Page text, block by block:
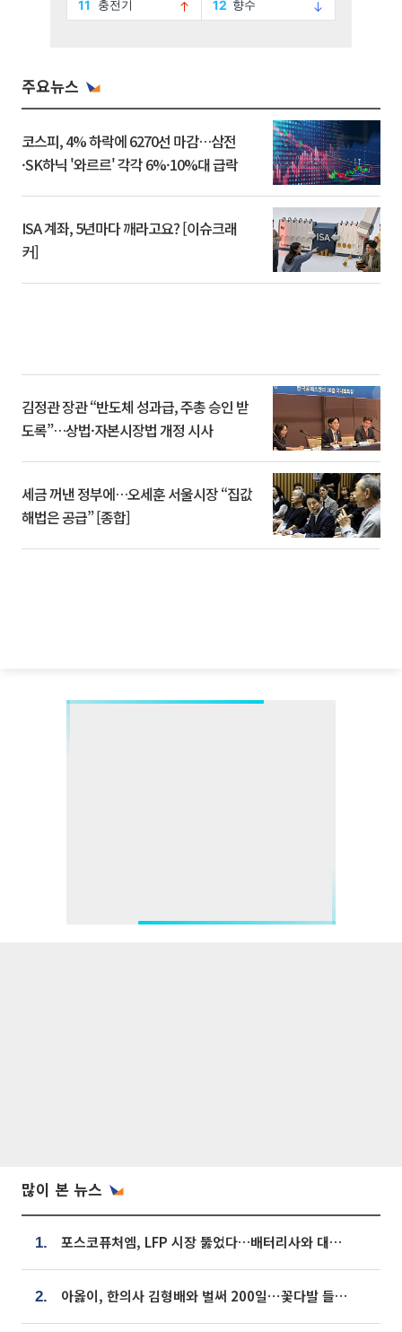
주요뉴스
코스피, 4% 하락에 6270선 마감…삼전
·SK하닉 '와르르' 각각 6%·10%대 급락
ISA 계좌, 5년마다 깨라고요? [이슈크래
커]
김정관 장관 “반도체 성과급, 주총 승인 받
도록”…상법·자본시장법 개정 시사
세금 꺼낸 정부에…오세훈 서울시장 “집값
해법은 공급” [종합]
많이 본 뉴스
1. 포스코퓨처엠, LFP 시장 뚫었다…배터리사와 대규모 장기 공급 합의
2. 아옳이, 한의사 김형배와 벌써 200일⋯꽃다발 들고 "프러포즈 아냐"